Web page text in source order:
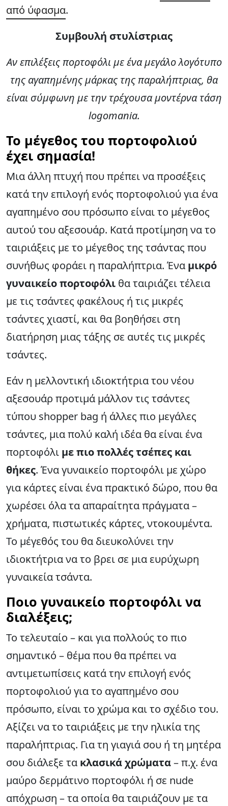
από ύφασμα.
Συμβουλή στυλίστριας
Αν επιλέξεις πορτοφόλι με ένα μεγάλο λογότυπο
της αγαπημένης μάρκας της παραλήπτριας, θα
είναι σύμφωνη με την τρέχουσα μοντέρνα τάση
logomania.
Το μέγεθος του πορτοφολιού
έχει σημασία!
Μια άλλη πτυχή που πρέπει να προσέξεις
κατά την επιλογή ενός πορτοφολιού για ένα
αγαπημένο σου πρόσωπο είναι το μέγεθος
αυτού του αξεσουάρ. Κατά προτίμηση να το
ταιριάξεις με το μέγεθος της τσάντας που
συνήθως φοράει η παραλήπτρια. Ένα μικρό
γυναικείο πορτοφόλι θα ταιριάζει τέλεια
με τις τσάντες φακέλους ή τις μικρές
τσάντες χιαστί, και θα βοηθήσει στη
διατήρηση μιας τάξης σε αυτές τις μικρές
τσάντες.
Εάν η μελλοντική ιδιοκτήτρια του νέου
αξεσουάρ προτιμά μάλλον τις τσάντες
τύπου shopper bag ή άλλες πιο μεγάλες
τσάντες, μια πολύ καλή ιδέα θα είναι ένα
πορτοφόλι με πιο πολλές τσέπες και
θήκες. Ένα γυναικείο πορτοφόλι με χώρο
για κάρτες είναι ένα πρακτικό δώρο, που θα
χωρέσει όλα τα απαραίτητα πράγματα –
χρήματα, πιστωτικές κάρτες, ντοκουμέντα.
Το μέγεθός του θα διευκολύνει την
ιδιοκτήτρια να το βρει σε μια ευρύχωρη
γυναικεία τσάντα.
Ποιο γυναικείο πορτοφόλι να
διαλέξεις;
Το τελευταίο – και για πολλούς το πιο
σημαντικό – θέμα που θα πρέπει να
αντιμετωπίσεις κατά την επιλογή ενός
πορτοφολιού για το αγαπημένο σου
πρόσωπο, είναι το χρώμα και το σχέδιο του.
Αξίζει να το ταιριάξεις με την ηλικία της
παραλήπτριας. Για τη γιαγιά σου ή τη μητέρα
σου διάλεξε τα κλασικά χρώματα– π.χ. ένα
μαύρο δερμάτινο πορτοφόλι ή σε nude
απόχρωση – τα οποία θα ταιριάζουν με τα